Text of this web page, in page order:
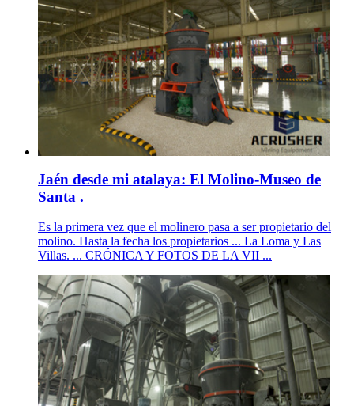
Jaén desde mi atalaya: El Molino-Museo de
Santa .
Es la primera vez que el molinero pasa a ser propietario del
molino. Hasta la fecha los propietarios ... La Loma y Las
Villas. ... CRÓNICA Y FOTOS DE LA VII ...